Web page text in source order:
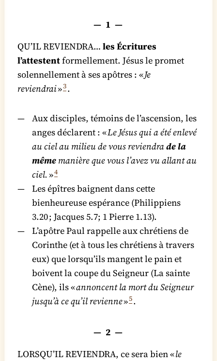
— 1 —
QU’IL REVIENDRA… les Écritures
l’attestentformellement. Jésus le promet
solennellement à ses apôtres : «Je
reviendrai»3.
Aux disciples, témoins de l’ascension, les
anges déclarent : «Le Jésus qui a été enlevé
au ciel au milieu de vous reviendrade la
mêmemanière que vous l’avez vu allant au
ciel.»4
Les épîtres baignent dans cette
bienheureuse espérance (Philippiens
3.20 ; Jacques 5.7; 1 Pierre 1.13).
L’apôtre Paul rappelle aux chrétiens de
Corinthe (et à tous les chrétiens à travers
eux) que lorsqu’ils mangent le pain et
boivent la coupe du Seigneur (La sainte
Cène), ils «annoncent la mort du Seigneur
jusqu’à ce qu’il revienne»5.
— 2 —
LORSQU’IL REVIENDRA, ce sera bien «le